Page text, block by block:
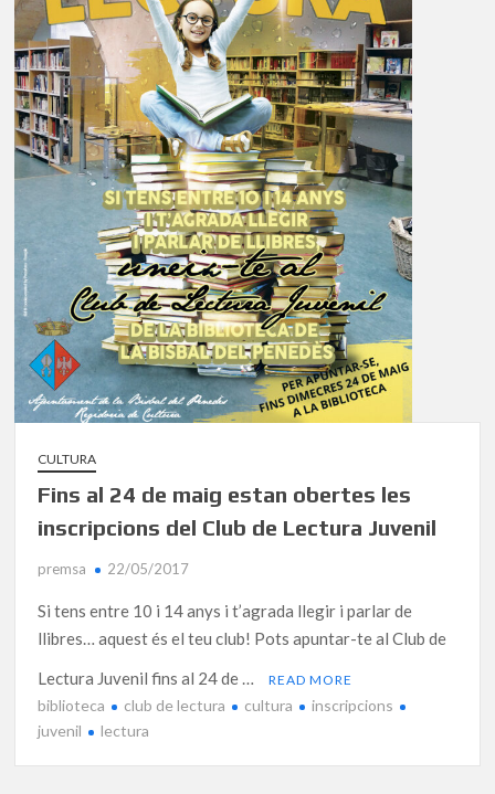
CULTURA
Fins al 24 de maig estan obertes les
inscripcions del Club de Lectura Juvenil
premsa 22/05/2017
Si tens entre 10 i 14 anys i t’agrada llegir i parlar de
llibres… aquest és el teu club! Pots apuntar-te al Club de
Lectura Juvenil fins al 24 de …
READ MORE
biblioteca club de lectura cultura
inscripcions
juvenil
lectura